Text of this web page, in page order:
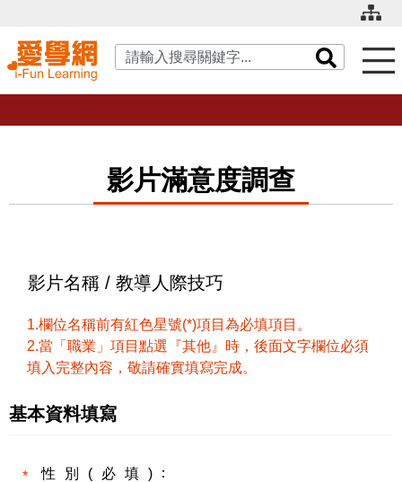
關鍵字搜尋
影片滿意度調查
影片名稱 / 教導人際技巧
1.欄位名稱前有紅色星號(*)項目為必填項目。
2.當「職業」項目點選『其他』時，後面文字欄位必須
填入完整內容，敬請確實填寫完成。
基本資料填寫
性別(必填)